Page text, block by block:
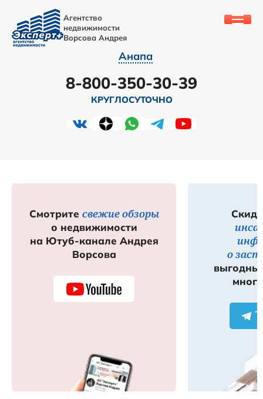
Агентство
недвижимости
Ворсова Андрея
Анапа
8-800-350-30-39
КРУГЛОСУТОЧНО
Смотрите свежие обзоры
о недвижимости
на Ютуб-канале Андрея
Ворсова
о